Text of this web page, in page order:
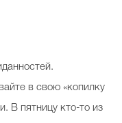
в свою «копилку
В пятницу кто-то из